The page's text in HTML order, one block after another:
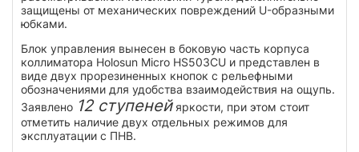
защищены от механических повреждений U-образными
юбками.
Блок управления вынесен в боковую часть корпуса
коллиматора Holosun Micro HS503CU и представлен в
виде двух прорезиненных кнопок с рельефными
обозначениями для удобства взаимодействия на ощупь.
Заявлено 12 ступенейяркости, при этом стоит
отметить наличие двух отдельных режимов для
эксплуатации с ПНВ.